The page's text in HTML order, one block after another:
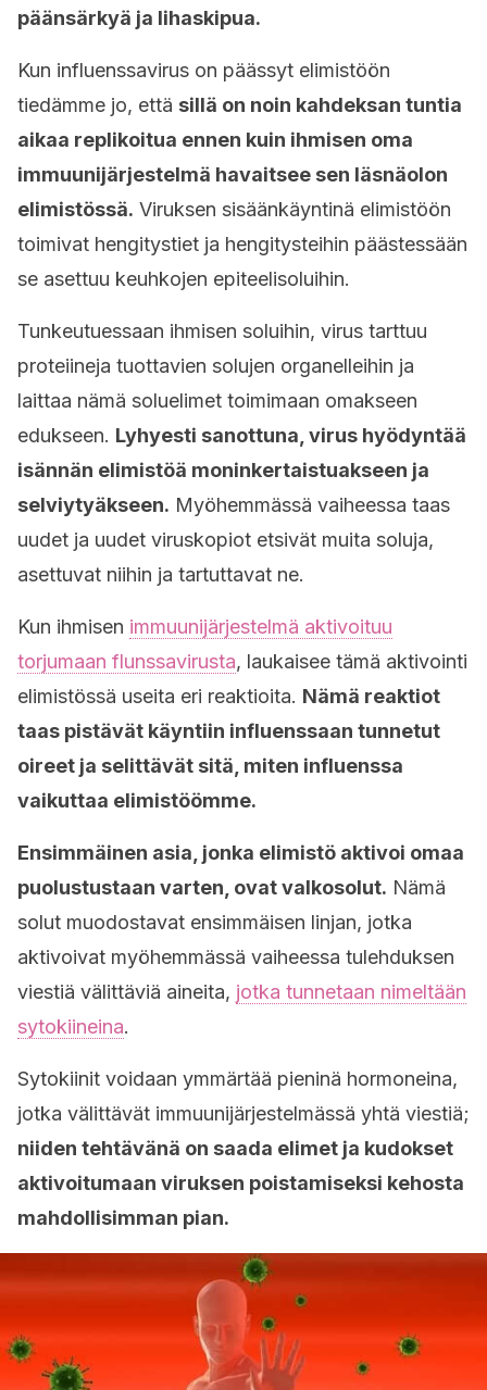
päänsärkyä ja lihaskipua.
Kun influenssavirus on päässyt elimistöön
tiedämme jo, että sillä on noin kahdeksan tuntia
aikaa replikoitua ennen kuin ihmisen oma
immuunijärjestelmä havaitsee sen läsnäolon
elimistössä. Viruksen sisäänkäyntinä elimistöön
toimivat hengitystiet ja hengitysteihin päästessään
se asettuu keuhkojen epiteelisoluihin.
Tunkeutuessaan ihmisen soluihin, virus tarttuu
proteiineja tuottavien solujen organelleihin ja
laittaa nämä soluelimet toimimaan omakseen
edukseen. Lyhyesti sanottuna, virus hyödyntää
isännän elimistöä moninkertaistuakseen ja
selviytyäkseen. Myöhemmässä vaiheessa taas
uudet ja uudet viruskopiot etsivät muita soluja,
asettuvat niihin ja tartuttavat ne.
Kun ihmisen immuunijärjestelmä aktivoituu
torjumaan flunssavirusta, laukaisee tämä aktivointi
elimistössä ​​useita eri reaktioita. Nämä reaktiot
taas pistävät käyntiin influenssaan tunnetut
oireet ja selittävät sitä, miten influenssa
vaikuttaa elimistöömme.
Ensimmäinen asia, jonka elimistö aktivoi omaa
puolustustaan varten, ovat valkosolut. Nämä
solut muodostavat ensimmäisen linjan, jotka
aktivoivat myöhemmässä vaiheessa tulehduksen
viestiä välittäviä aineita, jotka tunnetaan nimeltään
sytokiineina.
Sytokiinit voidaan ymmärtää pieninä hormoneina,
jotka välittävät immuunijärjestelmässä yhtä viestiä;
niiden tehtävänä on saada elimet ja kudokset
aktivoitumaan viruksen poistamiseksi kehosta
mahdollisimman pian.